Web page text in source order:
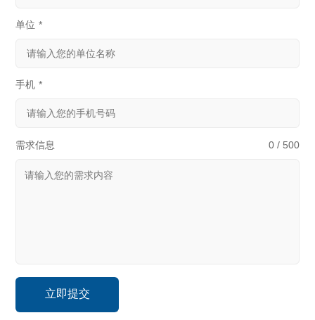
单位 *
手机 *
需求信息 0 / 500